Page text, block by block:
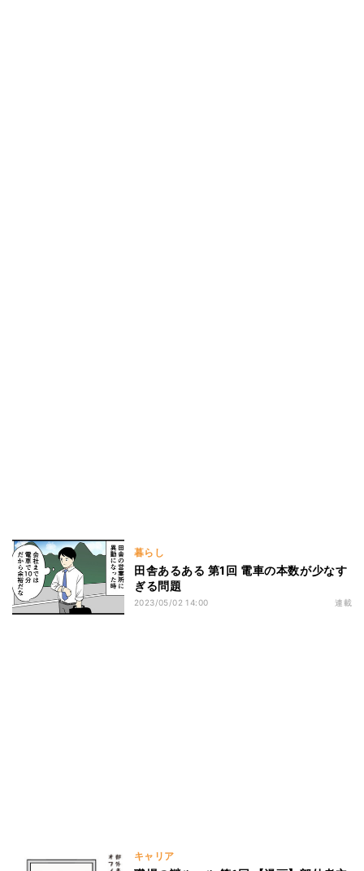
暮らし
田舎あるある 第1回 電車の本数が少なす
ぎる問題
2023/05/02 14:00 連載
キャリア